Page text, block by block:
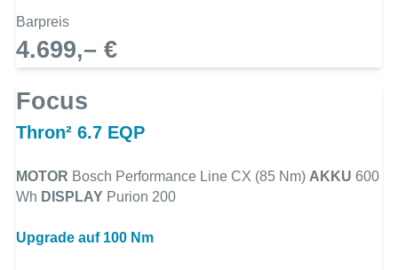
Barpreis
4.699,– €
Focus
Thron² 6.7 EQP
MOTOR Bosch Performance Line CX (85 Nm) AKKU 600
Wh DISPLAY Purion 200
Upgrade auf 100 Nm